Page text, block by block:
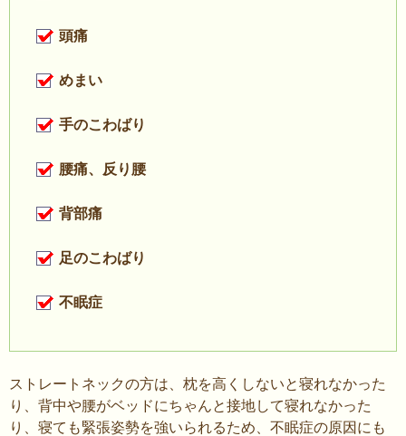
頭痛
めまい
手のこわばり
腰痛、反り腰
背部痛
足のこわばり
不眠症
ストレートネックの方は、枕を高くしないと寝れなかった
り、背中や腰がベッドにちゃんと接地して寝れなかった
り、寝ても緊張姿勢を強いられるため、不眠症の原因にも